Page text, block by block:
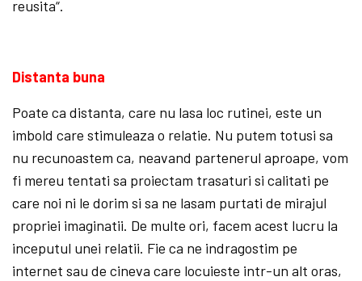
reusita“.
Distanta buna
Poate ca distanta, care nu lasa loc rutinei, este un
imbold care stimuleaza o relatie. Nu putem totusi sa
nu recunoastem ca, neavand partenerul aproape, vom
fi mereu tentati sa proiectam trasaturi si calitati pe
care noi ni le dorim si sa ne lasam purtati de mirajul
propriei imaginatii. De multe ori, facem acest lucru la
inceputul unei relatii. Fie ca ne indragostim pe
internet sau de cineva care locuieste intr-un alt oras,